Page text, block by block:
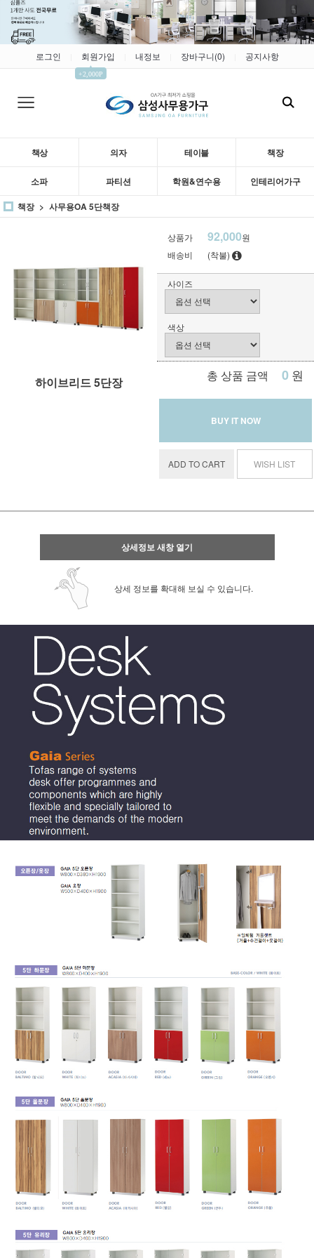
로그인 회원가입
▲
+2,000P
내정보 장바구니(0) 공지사항
책상 의자 테이블 책장
소파 파티션 학원&연수용
인테리어가구
책장
사무용OA 5단책장
하이브리드 5단장
상품가 92,000원
배송비
(착불)
사이즈
색상
총 상품 금액 0 원
BUY IT NOW
ADD TO CART WISH LIST
상세정보 새창 열기
상세 정보를 확대해 보실 수 있습니다.